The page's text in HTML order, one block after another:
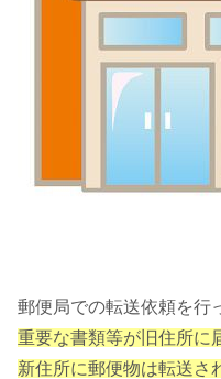
郵便局での転送依頼を行
重要な書類等が旧住所に
新住所に郵便物は転送さ